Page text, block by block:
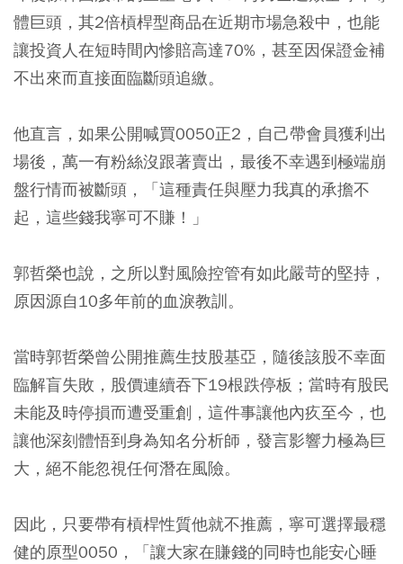
體巨頭，其2倍槓桿型商品在近期市場急殺中，也能
讓投資人在短時間內慘賠高達70%，甚至因保證金補
不出來而直接面臨斷頭追繳。
他直言，如果公開喊買0050正2，自己帶會員獲利出
場後，萬一有粉絲沒跟著賣出，最後不幸遇到極端崩
盤行情而被斷頭，「這種責任與壓力我真的承擔不
起，這些錢我寧可不賺！」
郭哲榮也說，之所以對風險控管有如此嚴苛的堅持，
原因源自10多年前的血淚教訓。
當時郭哲榮曾公開推薦生技股基亞，隨後該股不幸面
臨解盲失敗，股價連續吞下19根跌停板；當時有股民
未能及時停損而遭受重創，這件事讓他內疚至今，也
讓他深刻體悟到身為知名分析師，發言影響力極為巨
大，絕不能忽視任何潛在風險。
因此，只要帶有槓桿性質他就不推薦，寧可選擇最穩
健的原型0050，「讓大家在賺錢的同時也能安心睡